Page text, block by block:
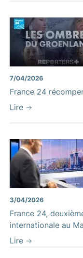
7/04/2026
France 24
Lire
3/04/2026
France 24,
internationale au
Lire